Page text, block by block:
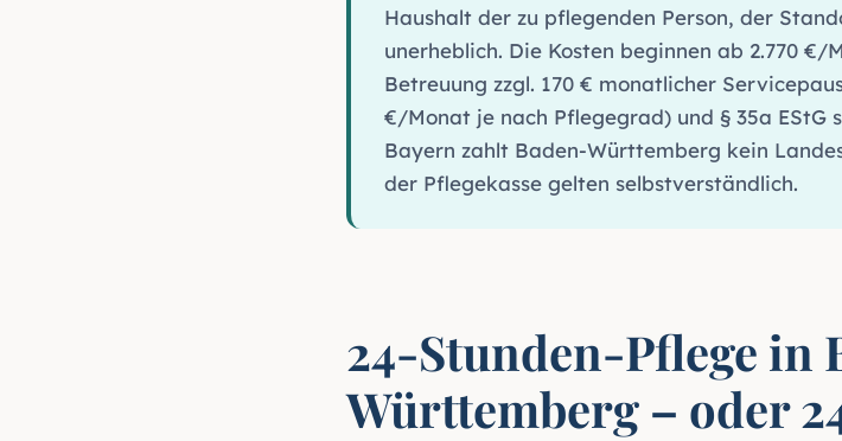
Haushalt der zu pflegenden Person, der
unerheblich. Die Kosten beginnen ab 2.770 €/
Betreuung zzgl. 170 € monatlicher
€/Monat je nach Pflegegrad) und § 35a EStG
Bayern zahlt Baden-Württemberg kein
der Pflegekasse gelten selbstverständlich.
24-Stunden-Pflege in
Württemberg – oder